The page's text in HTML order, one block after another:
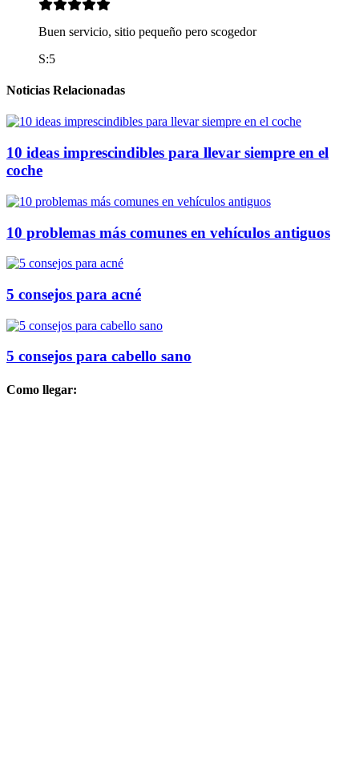
Buen servicio, sitio pequeño pero scogedor
S:5
Noticias Relacionadas
10 ideas imprescindibles para llevar siempre en el
coche
10 problemas más comunes en vehículos antiguos
5 consejos para acné
5 consejos para cabello sano
Como llegar: